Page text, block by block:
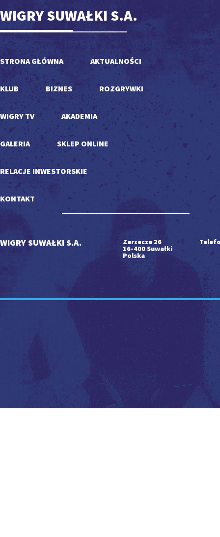
WIGRY SUWAŁKI S.A.
STRONA GŁÓWNA AKTUALNOŚCI
KLUB BIZNES ROZGRYWKI
WIGRY TV AKADEMIA
GALERIA SKLEP ONLINE
RELACJE INWESTORSKIE
KONTAKT
WIGRY SUWAŁKI S.A. Zarzecze 26
16-400 Suwałki
Polska